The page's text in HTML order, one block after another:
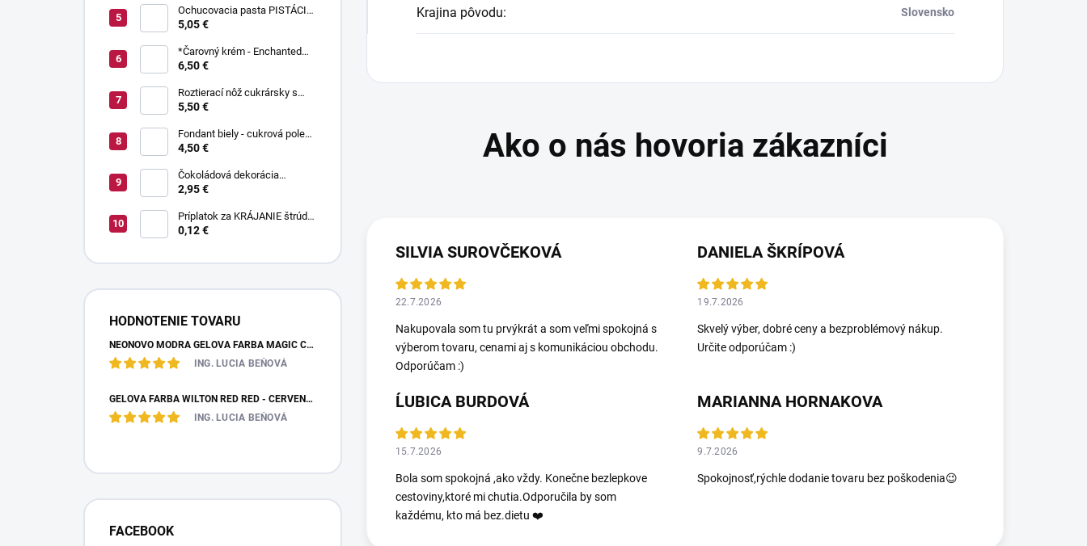
Ochucovacia pasta PISTÁCIA
70 g
5,05 €
*Čarovný krém - Enchanted
Cream ® 450 g
6,50 €
Roztierací nôž cukrársky s
ohnutou čepeľou 37 cm
5,50 €
Fondant biely - cukrová poleva
800 g
4,50 €
Čokoládová dekorácia
pruhované paličky TWISTER
2,95 €
Príplatok za KRÁJANIE štrúdle
(1 ks) - zvoľte len pri osobnom
0,12 €
HODNOTENIE TOVARU
NEÓNOVO MODRÁ GELOVÁ FARBA MAGIC COLOURS – JEDLÁ FARBA 32G
ING. LUCIA BEŇOVÁ
GÉLOVÁ FARBA WILTON RED RED - ČERVENÁ 28,35 G
ING. LUCIA BEŇOVÁ
FACEBOOK
Krajina pôvodu: Slovensko
SILVIA SUROVČEKOVÁ
22.7.2026
Nakupovala som tu prvýkrát a som veľmi spokojná s
výberom tovaru, cenami aj s komunikáciou obchodu.
Odporúčam :)
DANIELA ŠKRÍPOVÁ
19.7.2026
Skvelý výber, dobré ceny a bezproblémový nákup.
Určite odporúčam :)
ĹUBICA BURDOVÁ
15.7.2026
Bola som spokojná ,ako vždy. Konečne bezlepkove
cestoviny,ktoré mi chutia.Odporučila by som
každému, kto má bez.dietu ❤️
MARIANNA HORNAKOVA
9.7.2026
Spokojnosť,rýchle dodanie tovaru bez poškodenia😉